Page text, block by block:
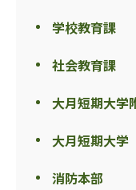
学校教育課
社会教育課
大月短期大学
大月短期大学
消防本部